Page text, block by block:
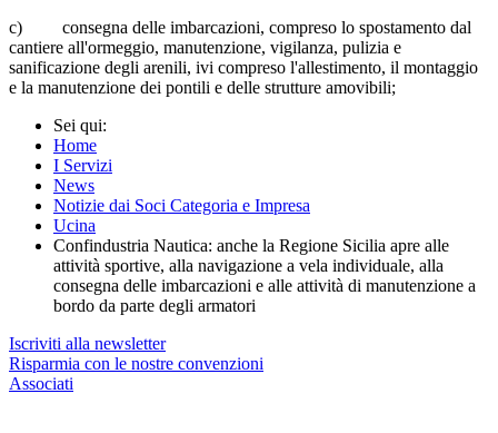
c) consegna delle imbarcazioni, compreso lo spostamento dal
cantiere all'ormeggio, manutenzione, vigilanza, pulizia e
sanificazione degli arenili, ivi compreso l'allestimento, il montaggio
e la manutenzione dei pontili e delle strutture amovibili;
Sei qui:
Home
I Servizi
News
Notizie dai Soci Categoria e Impresa
Ucina
Confindustria Nautica: anche la Regione Sicilia apre alle
attività sportive, alla navigazione a vela individuale, alla
consegna delle imbarcazioni e alle attività di manutenzione a
bordo da parte degli armatori
Iscriviti alla newsletter
Risparmia con le nostre convenzioni
Associati